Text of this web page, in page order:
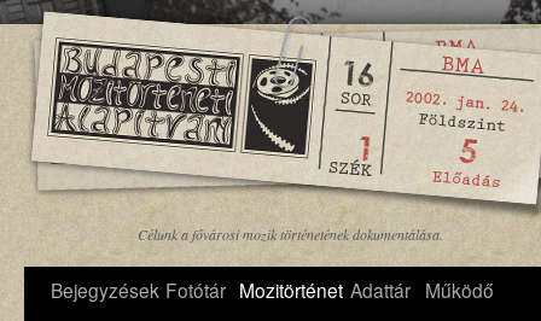
Célunk a fővárosi mozik történetének dokumentálása.
Bejegyzések Fotótár Mozitörténet Adattár Működő